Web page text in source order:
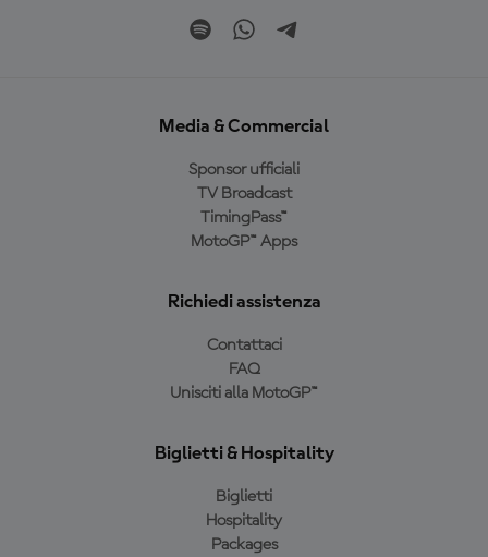
Media & Commercial
Sponsor ufficiali
TV Broadcast
TimingPass™
MotoGP™ Apps
Richiedi assistenza
Contattaci
FAQ
Unisciti alla MotoGP™
Biglietti & Hospitality
Biglietti
Hospitality
Packages